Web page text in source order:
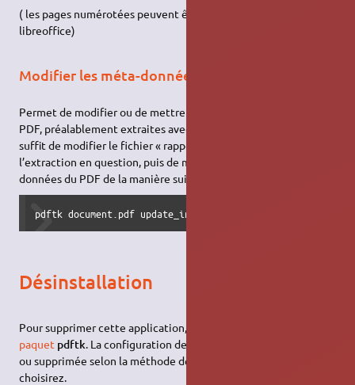
( les pages numérotées peuvent être crées avec un script sous
libreoffice)
Modifier les méta-données
Permet de modifier ou de mettre à jour les méta-données du
PDF, préalablement extraites avec l’opérande «
suffit de modifier le fichier « rapport.txt » contenant
l’extraction en question, puis de mettre à jour des méta-
données du PDF de la manière suivante :
pdftk document.pdf update_info rapport.txt output
Désinstallation
Pour supprimer cette application, il suffit de
paquet pdftk. La configuration de l’application sera conservée
ou supprimée selon la méthode de désinstallation que vous
choisirez.